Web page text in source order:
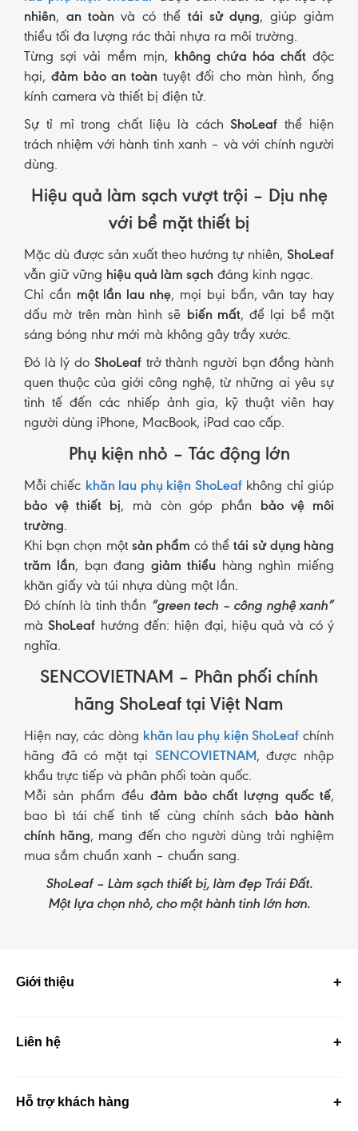
nhiên, an toànvà có thể tái sử dụng, giúp giảm
thiểu tối đa lượng rác thải nhựa ra môi trường.
Từng sợi vải mềm mịn, không chứa hóa chất độc
hại, đảm bảo an toàn tuyệt đối cho màn hình, ống
kính camera và thiết bị điện tử.
Sự tỉ mỉ trong chất liệu là cáchShoLeaf thể hiện
trách nhiệm với hành tinh xanh – và với chính người
dùng.
Hiệu quả làm sạch vượt trội – Dịu nhẹ
với bề mặt thiết bị
Mặc dù được sản xuất theo hướng tự nhiên, ShoLeaf
vẫn giữ vững hiệu quả làm sạch đáng kinh ngạc.
Chỉ cần một lần lau nhẹ, mọi bụi bẩn, vân tay hay
dấu mờ trên màn hình sẽ biến mất, để lại bề mặt
sáng bóng như mới mà không gây trầy xước.
Đó là lý do ShoLeaftrở thành người bạn đồng hành
quen thuộc của giới công nghệ, từ những ai yêu sự
tinh tế đến các nhiếp ảnh gia, kỹ thuật viên hay
người dùng iPhone, MacBook, iPad cao cấp.
Phụ kiện nhỏ – Tác động lớn
Mỗi chiếc khăn lau phụ kiện ShoLeafkhông chỉ giúp
bảo vệ thiết bị, mà còn góp phần bảo vệ môi
trường
Khi bạn chọn một sản phẩm có thểtái sử dụng hàng
trăm lần, bạn đang giảm thiểuhàng nghìn miếng
khăn giấy và túi nhựa dùng một lần.
Đó chính là tinh thần “green tech – công nghệ xanh”
màShoLeaf hướng đến: hiện đại, hiệu quả và có ý
nghĩa.
SENCOVIETNAM – Phân phối chính
hãng ShoLeaf tại Việt Nam
Hiện nay, các dòng khăn lau phụ kiện ShoLeafchính
hãng đã có mặt tại SENCOVIETNAM, được nhập
khẩu trực tiếp và phân phối toàn quốc.
Mỗi sản phẩm đềuđảm bảo chất lượng quốc tế,
bao bì tái chế tinh tế cùng chính sách bảo hành
chính hãng, mang đến cho người dùng trải nghiệm
mua sắm chuẩn xanh – chuẩn sang.
ShoLeaf – Làm sạch thiết bị, làm đẹp Trái Đất.
Một lựa chọn nhỏ, cho một hành tinh lớn hơn.
Giới thiệu
Liên hệ
Hỗ trợ khách hàng